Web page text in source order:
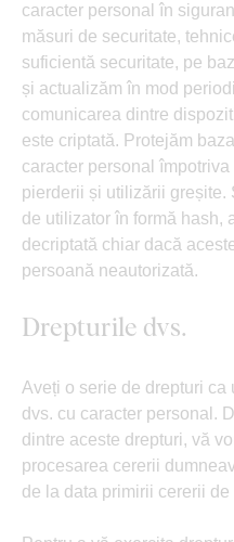
caracter personal în
măsuri de securitate,
suficientă securitate, pe
și actualizăm în mod
comunicarea dintre
este criptată. Protejăm
caracter personal
pierderii și utilizării greșite.
de utilizator în formă hash,
decriptată chiar dacă
persoană neautorizată.
Drepturile dvs.
Aveți o serie de drepturi
dvs. cu caracter personal.
dintre aceste drepturi, vă
procesarea cererii
de la data primirii cererii de